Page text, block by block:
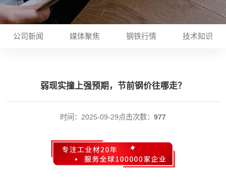
公司新闻 媒体聚焦 钢铁行情 技术知识
弱现实撞上强预期，节前钢价往哪走？
时间：2025-09-29点击次数： 977